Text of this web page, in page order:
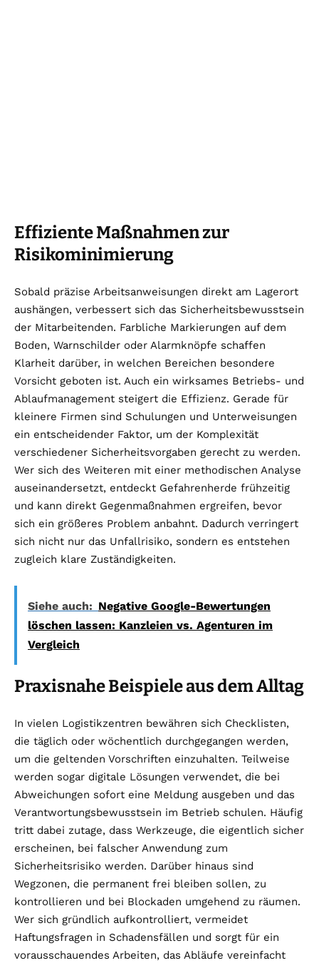
Effiziente Maßnahmen zur
Risikominimierung
Sobald präzise Arbeitsanweisungen direkt am Lagerort
aushängen, verbessert sich das Sicherheitsbewusstsein
der Mitarbeitenden. Farbliche Markierungen auf dem
Boden, Warnschilder oder Alarmknöpfe schaffen
Klarheit darüber, in welchen Bereichen besondere
Vorsicht geboten ist. Auch ein wirksames Betriebs- und
Ablaufmanagement steigert die Effizienz. Gerade für
kleinere Firmen sind Schulungen und Unterweisungen
ein entscheidender Faktor, um der Komplexität
verschiedener Sicherheitsvorgaben gerecht zu werden.
Wer sich des Weiteren mit einer methodischen Analyse
auseinandersetzt, entdeckt Gefahrenherde frühzeitig
und kann direkt Gegenmaßnahmen ergreifen, bevor
sich ein größeres Problem anbahnt. Dadurch verringert
sich nicht nur das Unfallrisiko, sondern es entstehen
zugleich klare Zuständigkeiten.
Siehe auch: Negative Google-Bewertungen
löschen lassen: Kanzleien vs. Agenturen im
Vergleich
Praxisnahe Beispiele aus dem Alltag
In vielen Logistikzentren bewähren sich Checklisten,
die täglich oder wöchentlich durchgegangen werden,
um die geltenden Vorschriften einzuhalten. Teilweise
werden sogar digitale Lösungen verwendet, die bei
Abweichungen sofort eine Meldung ausgeben und das
Verantwortungsbewusstsein im Betrieb schulen. Häufig
tritt dabei zutage, dass Werkzeuge, die eigentlich sicher
erscheinen, bei falscher Anwendung zum
Sicherheitsrisiko werden. Darüber hinaus sind
Wegzonen, die permanent frei bleiben sollen, zu
kontrollieren und bei Blockaden umgehend zu räumen.
Wer sich gründlich aufkontrolliert, vermeidet
Haftungsfragen in Schadensfällen und sorgt für ein
vorausschauendes Arbeiten, das Abläufe vereinfacht